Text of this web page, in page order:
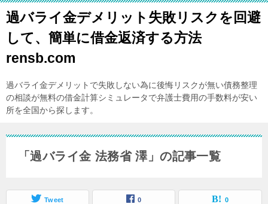
過バライ金デメリット失敗リスクを回避
して、簡単に借金返済する方法
rensb.com
過バライ金デメリットで失敗しない為に後悔リスクが無い債務整理
の相談が無料の借金計算シミュレータで弁護士費用の手数料が安い
所を全国から探します。
「過バライ金 法務省 澤」の記事一覧
Tweet 0 0